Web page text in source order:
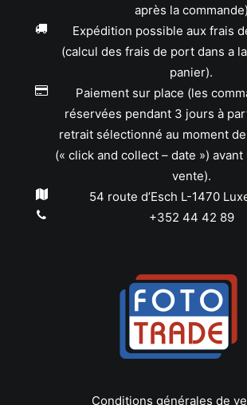
après la commande)
Expédition possible aux frais
(calcul des frais de port dans a
panier).
Paiement sur place (les
réservées pendant 3 jours à
retrait sélectionné au moment
(« click and collect – date »)
vente).
54 route d’Esch L-1470
+352 44 42 89
Conditions générales de